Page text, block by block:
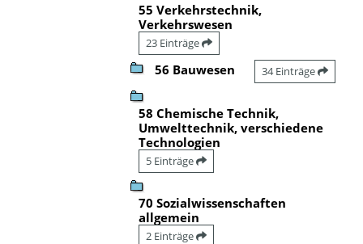
55 Verkehrstechnik,
Verkehrswesen
23 Einträge
56 Bauwesen 34 Einträge
58 Chemische Technik,
Umwelttechnik, verschiedene
Technologien
5 Einträge
70 Sozialwissenschaften
allgemein
2 Einträge